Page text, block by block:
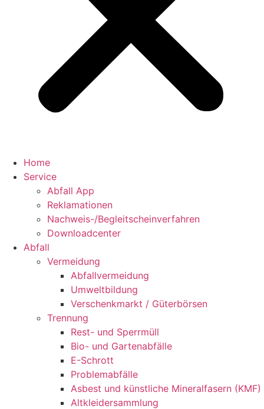
Home
Service
Abfall App
Reklamationen
Nachweis-/Begleitscheinverfahren
Downloadcenter
Abfall
Vermeidung
Abfallvermeidung
Umweltbildung
Verschenkmarkt / Güterbörsen
Trennung
Rest- und Sperrmüll
Bio- und Gartenabfälle
E-Schrott
Problemabfälle
Asbest und künstliche Mineralfasern (KMF)
Altkleidersammlung